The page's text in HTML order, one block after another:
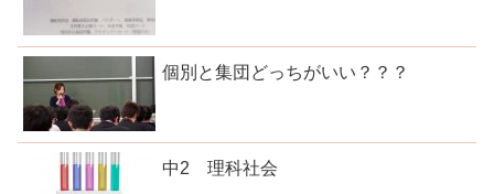
個別と集団どっちがいい？？？
中2 理科社会